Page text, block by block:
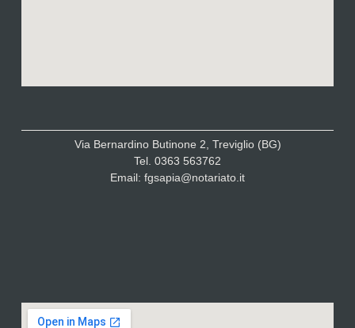
Via Bernardino Butinone 2, Treviglio (BG)
Tel. 0363 563762
Email: fgsapia@notariato.it